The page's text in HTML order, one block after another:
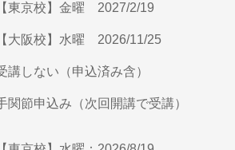
東京校】金曜 2027/2/19
大阪校】水曜 2026/11/25
講しない（申込済み含）
関節申込み（次回開講で受講）